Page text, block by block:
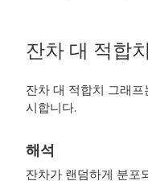
잔차 대 적합치
잔차 대 적합치 그래
시합니다.
해석
잔차가 랜덤하게 분포